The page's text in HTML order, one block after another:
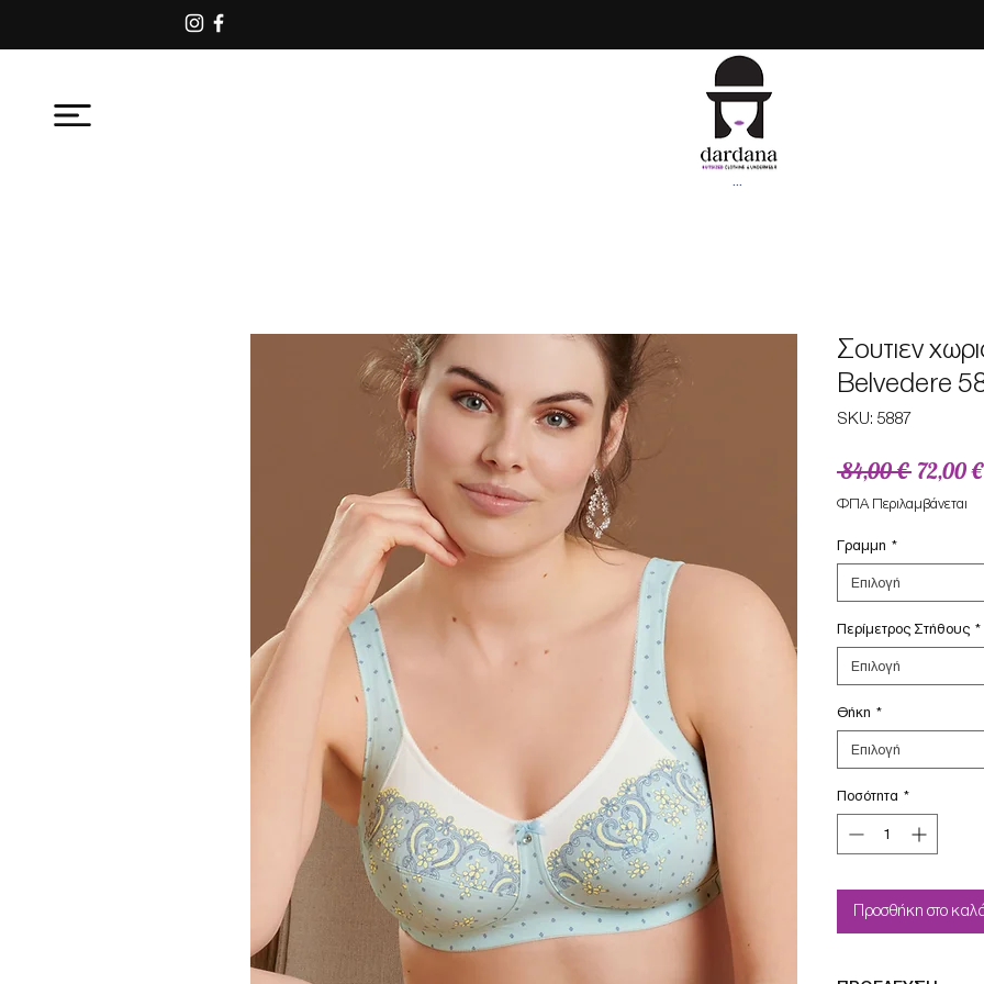
Σουτιεν
Belvedere
SKU: 5887
84,00 € Κανονική
τιμή
72,00 €
ΦΠΑ Περιλαμβάνεται
Γραμμη *
Επιλογή
Περίμετρος Στήθους *
Επιλογή
Θήκη *
Επιλογή
Ποσότητα *
Προσθήκη στο